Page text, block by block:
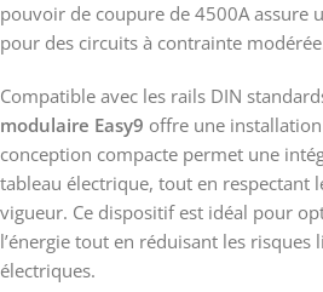
pouvoir de coupure de 4500A assure
pour des circuits à contrainte
Compatible avec les rails DIN
modulaire Easy9 offre une installation
conception compacte permet une
tableau électrique, tout en respectant
vigueur. Ce dispositif est idéal pour
l’énergie tout en réduisant les risques
électriques.